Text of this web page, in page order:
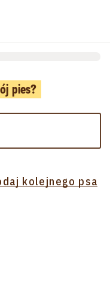
pies?
kolejnego psa